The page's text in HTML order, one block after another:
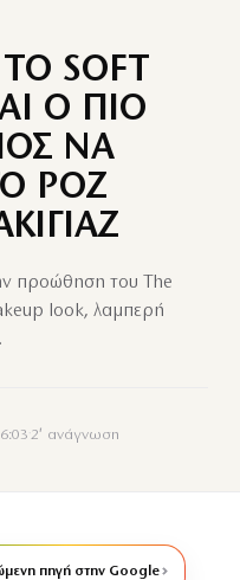
ΤΟ SOFT
Ο ΠΙΟ
ΝΑ
ΡΟΖ
προώθηση του The
look, λαμπερή
·2′ ανάγνωση
πηγή στην Google